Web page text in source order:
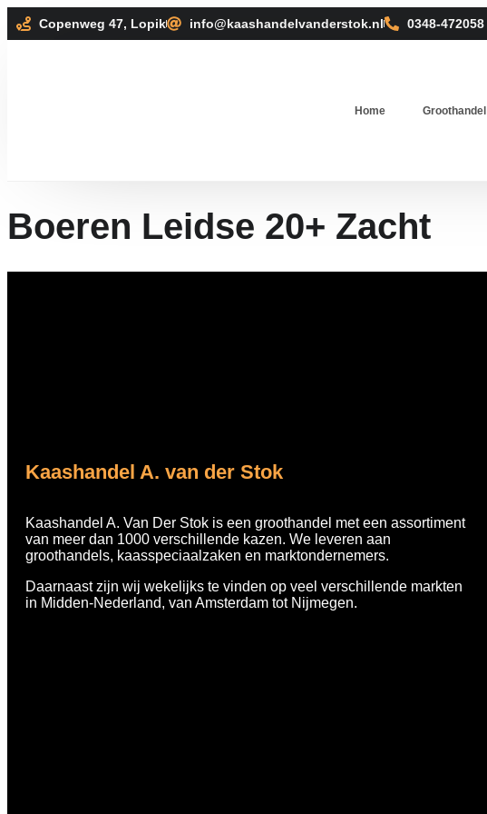
Copenweg 47, Lopik info@kaashandelvanderstok.nl 0348-472058
Home Groothandel
Boeren Leidse 20+ Zacht
Kaashandel A. van der Stok
Kaashandel A. Van Der Stok is een groothandel met een assortiment
van meer dan 1000 verschillende kazen. We leveren aan
groothandels, kaasspeciaalzaken en marktondernemers.
Daarnaast zijn wij wekelijks te vinden op veel verschillende markten
in Midden-Nederland, van Amsterdam tot Nijmegen.